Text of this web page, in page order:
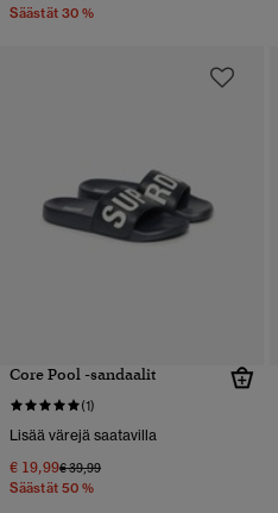
Säästät 30 %
Core Pool -sandaalit
(1)
Lisää värejä saatavilla
€ 19,99Hinta alennettu hinnasta
€ 39,99hintaan
Säästät 50 %